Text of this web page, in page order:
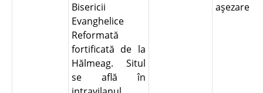
Bisericii
Evanghelice
Reformată
fortificată de la
Hălmeag. Situl
se află în
aşezare